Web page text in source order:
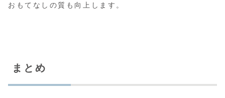
おもてなしの質も向上します。
まとめ